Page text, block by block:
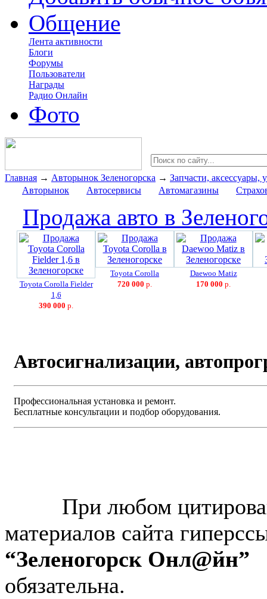
Общение
Лента активности
Блоги
Форумы
Пользователи
Награды
Радио Онлайн
Фото
Главная → Авторынок Зеленогорска → Запчасти, аксессуары,
Авторынок
Автосервисы Автомагазины
Продажа авто в
Toyota Corolla Fielder
1,6
390 000 р.
Toyota Corolla
720 000 р.
Daewoo Matiz
170 000 р.
Автосигнализации,
Профессиональная установка и ремонт.
Бесплатные консультации и подбор оборудования.
При любом
материалов сайта
“Зеленогорск Онл@йн”
обязательна.